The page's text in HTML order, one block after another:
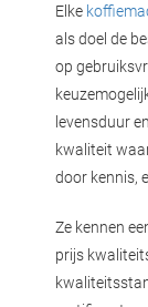
Elke
als doel de
op
levensduur
kwaliteit
door kennis,
Ze kennen
prijs